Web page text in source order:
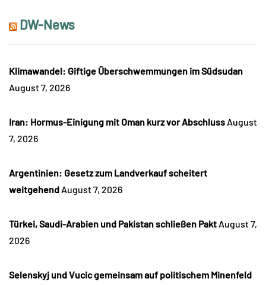
DW-News
Klimawandel: Giftige Überschwemmungen im Südsudan
August 7, 2026
Iran: Hormus-Einigung mit Oman kurz vor Abschluss August
7, 2026
Argentinien: Gesetz zum Landverkauf scheitert
weitgehend August 7, 2026
Türkei, Saudi-Arabien und Pakistan schließen Pakt August 7,
2026
Selenskyj und Vucic gemeinsam auf politischem Minenfeld